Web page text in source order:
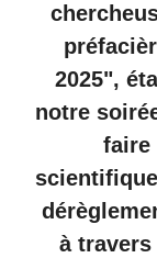
2025",
notre
faire
à